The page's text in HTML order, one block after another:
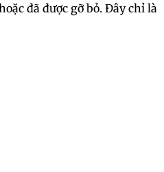
đã được gỡ bỏ. Đây chỉ là